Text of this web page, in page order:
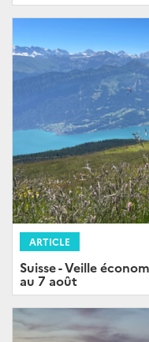
ARTICLE
Suisse - Veille
au 7 août